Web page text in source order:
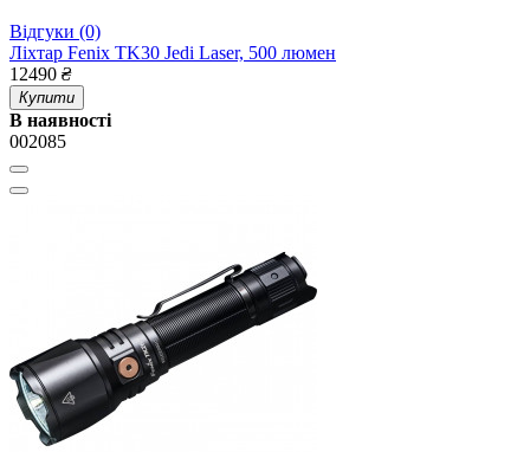
Відгуки (0)
Ліхтар Fenix TK30 Jedi Laser, 500 люмен
12490 ₴
Купити
В наявності
002085